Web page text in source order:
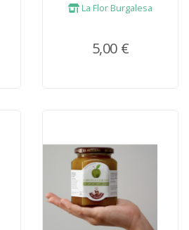
La Flor Burgalesa
5,00 €